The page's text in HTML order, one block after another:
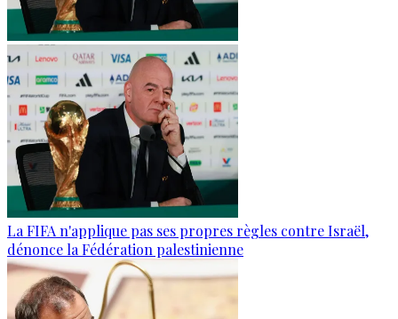
La FIFA n'applique pas ses propres règles contre Israël,
dénonce la Fédération palestinienne